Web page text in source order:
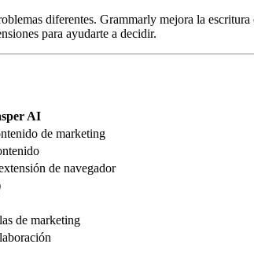
diferentes. Grammarly mejora la
para ayudarte a decidir.
AI
de marketing
de navegador
de marketing